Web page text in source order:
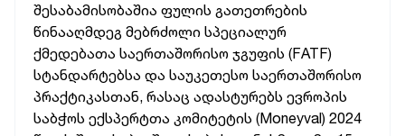
შესაბამისობაშია ფულის გათეთრების
წინააღმდეგ მებრძოლი სპეციალურ
ქმედებათა საერთაშორისო ჯგუფის (FATF)
სტანდარტებსა და საუკეთესო საერთაშორისო
პრაქტიკასთან, რასაც ადასტურებს ევროპის
საბჭოს ექსპერტთა კომიტეტის (Moneyval) 2024